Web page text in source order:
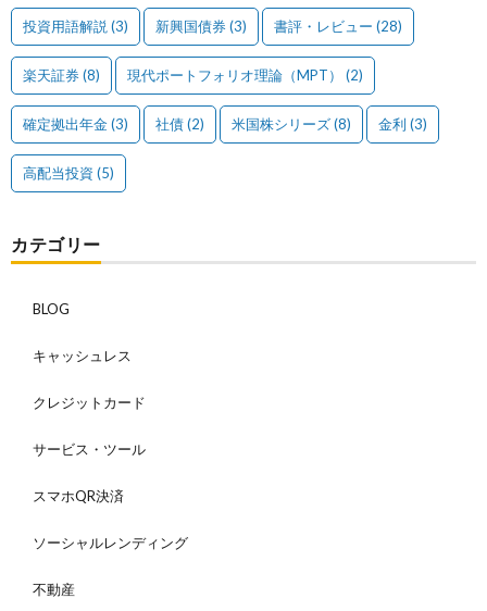
投資用語解説 (3) 新興国債券(3) 書評・レビュー (28)
楽天証券(8) 現代ポートフォリオ理論（MPT） (2)
確定拠出年金(3) 社債(2) 米国株シリーズ(8) 金利 (3)
高配当投資 (5)
カテゴリー
BLOG
キャッシュレス
クレジットカード
サービス・ツール
スマホQR決済
ソーシャルレンディング
不動産